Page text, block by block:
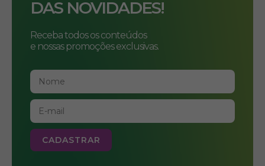
DAS NOVIDADES!
Receba todos os conteúdos
e nossas promoções exclusivas.